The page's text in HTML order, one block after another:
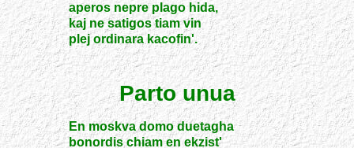
aperos nepre plago hida,
kaj ne satigos tiam vin
plej ordinara kacofin'.
Parto unua
En moskva domo duetagha
bonordis chiam en ekzist'